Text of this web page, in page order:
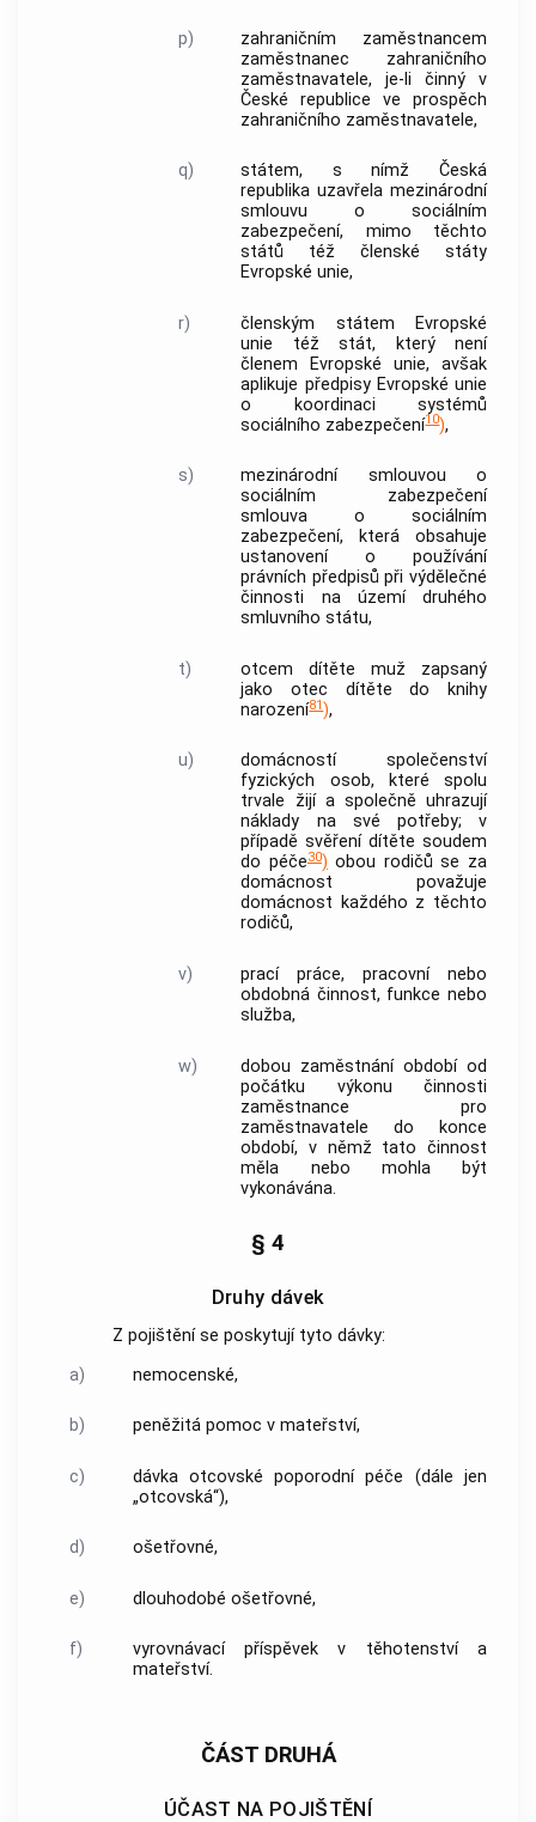
p)
zahraničním zaměstnancem
zaměstnanec zahraničního
zaměstnavatele, je-li činný v
České republice ve prospěch
zahraničního zaměstnavatele,
q)
státem, s nímž Česká
republika uzavřela mezinárodní
smlouvu o sociálním
zabezpečení, mimo těchto
států též členské státy
Evropské unie,
r)
členským státem Evropské
unie též stát, který není
členem Evropské unie, avšak
aplikuje předpisy Evropské unie
o koordinaci systémů
sociálního zabezpečení10),
s)
mezinárodní smlouvou o
sociálním zabezpečení
smlouva o sociálním
zabezpečení, která obsahuje
ustanovení o používání
právních předpisů při výdělečné
činnosti na území druhého
smluvního státu,
t) otcem dítěte muž zapsaný
jakootec dítěte do knihy
narození81),
u)
domácností společenství
fyzických osob, které spolu
trvale žijí a společně uhrazují
náklady na své potřeby; v
případě svěření dítěte soudem
do péče30) obou rodičů se za
domácnost považuje
domácnost každého z těchto
rodičů,
v) pracípráce, pracovní nebo
obdobná činnost, funkce nebo
služba,
w) dobou zaměstnáníobdobí od
počátku výkonu činnosti
zaměstnance pro
zaměstnavatele do konce
období, v němž tato činnost
měla nebo mohla být
vykonávána.
§ 4
Druhy dávek
Z pojištění se poskytují tyto dávky:
a)
nemocenské,
b) peněžitá pomoc v mateřství,
c) dávka otcovské poporodní péče (dále jen
„otcovská“),
d) ošetřovné,
e) dlouhodobé ošetřovné,
f)
vyrovnávací příspěvek v těhotenství a
mateřství.
ČÁST DRUHÁ
ÚČAST NA POJIŠTĚNÍ